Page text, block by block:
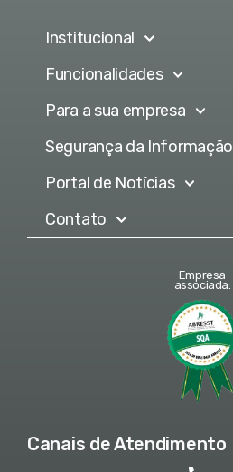
Institucional
Funcionalidades
Para a sua empresa
Segurança da Informação
Portal de Notícias
Contato
Empresa
associada:
Canais de Atendimento